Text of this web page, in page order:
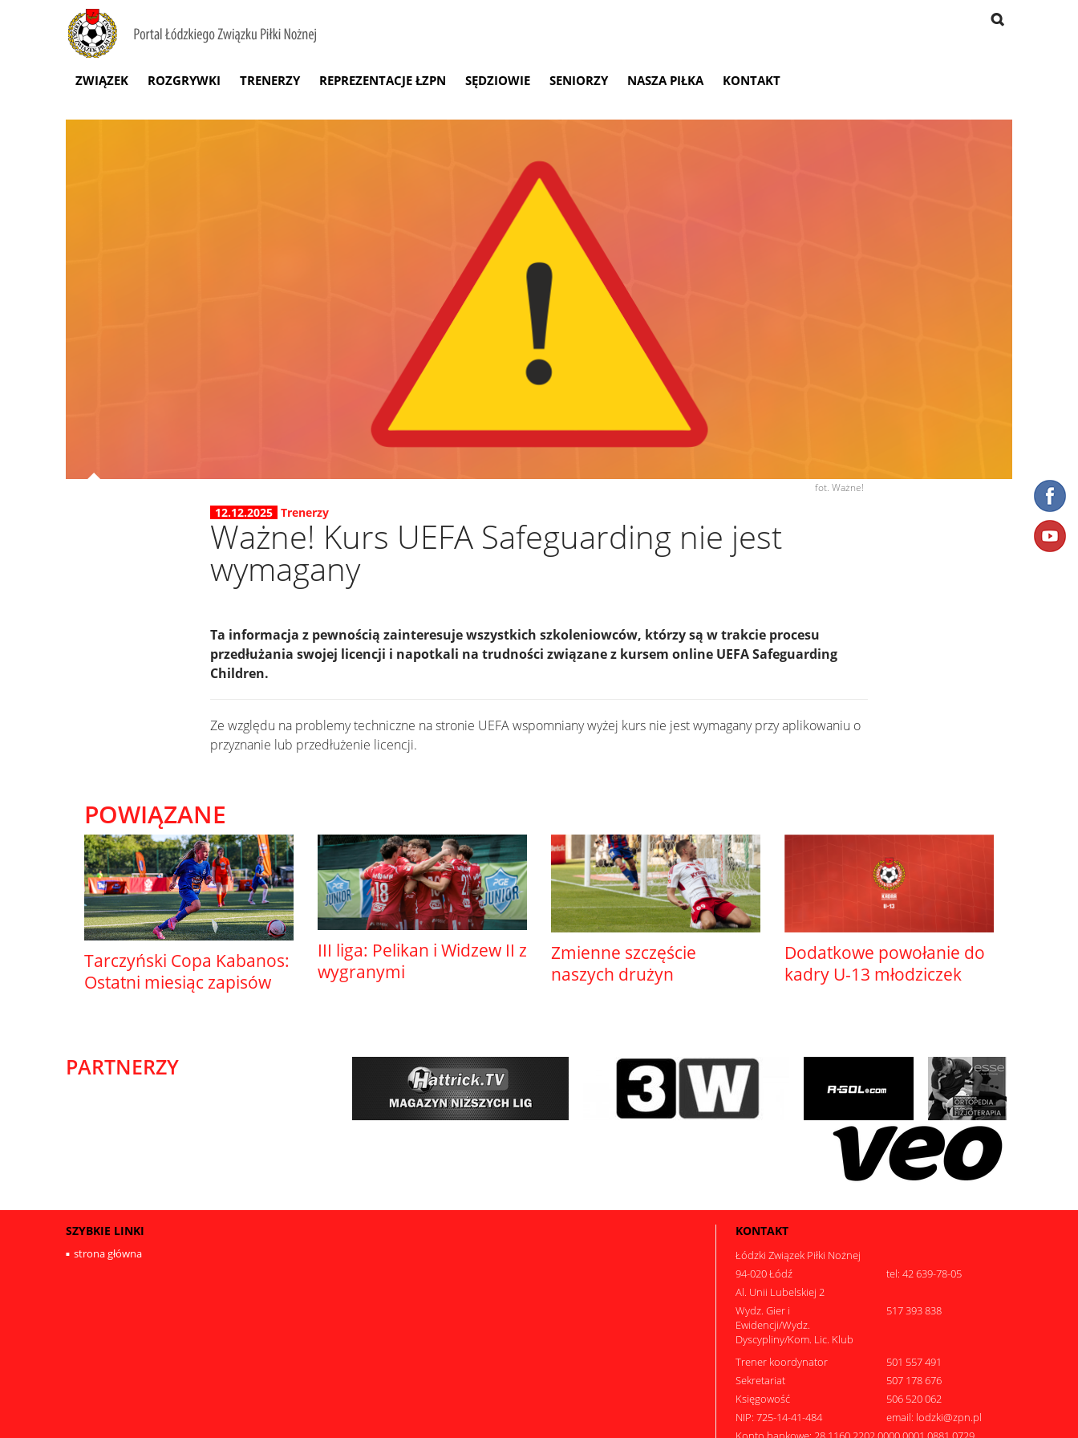
ZWIĄZEK ROZGRYWKI TRENERZY REPREZENTACJE ŁZPN SĘDZIOWIE SENIORZY NASZA PIŁKA KONTAKT
fot. Ważne!
12.12.2025 Trenerzy
Ważne! Kurs UEFA Safeguarding nie jest
wymagany
Ta informacja z pewnością zainteresuje wszystkich szkoleniowców, którzy są w trakcie procesu
przedłużania swojej licencji i napotkali na trudności związane z kursem online UEFA Safeguarding
Children.
Ze względu na problemy techniczne na stronie UEFA wspomniany wyżej kurs nie jest wymagany przy aplikowaniu o
przyznanie lub przedłużenie licencji.
POWIĄZANE
Tarczyński Copa Kabanos:
Ostatni miesiąc zapisów
III liga: Pelikan i Widzew II z
wygranymi
Zmienne szczęście
naszych drużyn
Dodatkowe powołanie do
kadry U-13 młodziczek
PARTNERZY
SZYBKIE LINKI
strona główna
KONTAKT
Łódzki Związek Piłki Nożnej
94-020 Łódź
tel: 42 639-78-05
Al. Unii Lubelskiej 2
Wydz. Gier i
Ewidencji/Wydz.
Dyscypliny/Kom. Lic. Klub
517 393 838
Trener koordynator
501 557 491
Sekretariat
507 178 676
Księgowość
506 520 062
NIP: 725-14-41-484
email: lodzki@zpn.pl